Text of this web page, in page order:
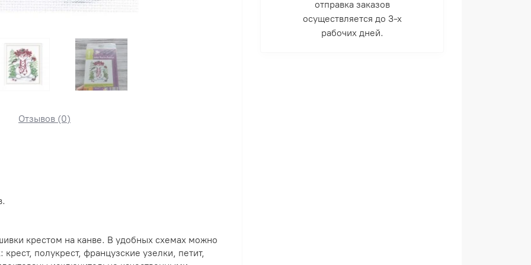
Отзывов (0)
крестом на канве. В удобных схемах можно
полукрест, французские узелки, петит,
отправка заказов
осуществляется до 3-х
рабочих дней.